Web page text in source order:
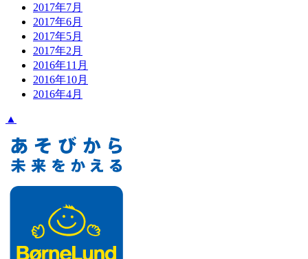
2017年7月
2017年6月
2017年5月
2017年2月
2016年11月
2016年10月
2016年4月
▲